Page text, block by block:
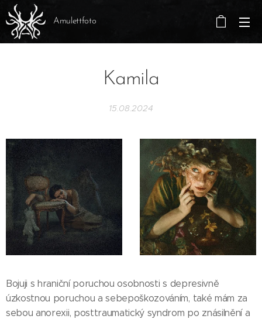
Amulettfoto
Kamila
15.08.2024
Bojuji s hraniční poruchou osobnosti s depresivně
úzkostnou poruchou a sebepoškozováním, také mám za
sebou anorexii, posttraumatický syndrom po znásilnění a